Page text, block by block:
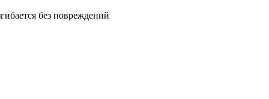
без повреждений